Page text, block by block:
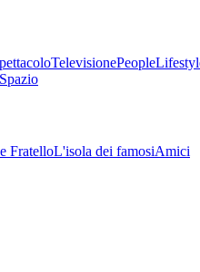
TelevisionePeople
Spazio
FratelloL'isola dei famosiAmici